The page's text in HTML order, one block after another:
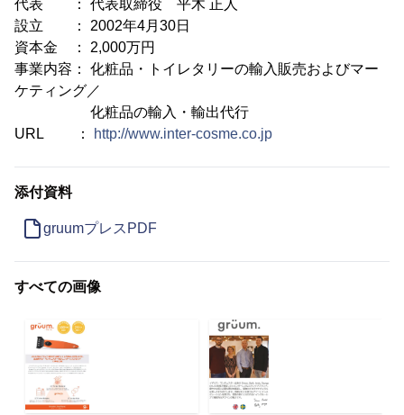
代表 ： 代表取締役 平木 正人
設立 ： 2002年4月30日
資本金 ： 2,000万円
事業内容： 化粧品・トイレタリーの輸入販売およびマー
ケティング／
化粧品の輸入・輸出代行
URL ：
http://www.inter-cosme.co.jp
添付資料
gruumプレスPDF
すべての画像